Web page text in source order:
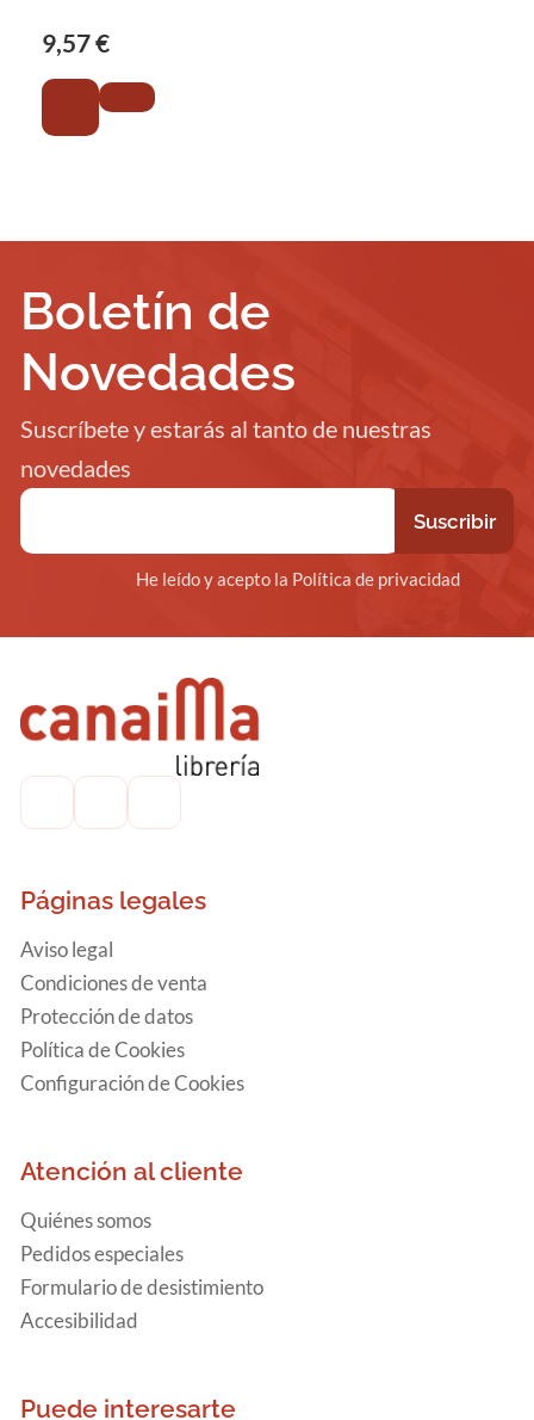
9,57 €
Boletín de
Novedades
Suscríbete y estarás al tanto de nuestras
novedades
He leído y acepto la Política de privacidad
Páginas legales
Aviso legal
Condiciones de venta
Protección de datos
Política de Cookies
Configuración de Cookies
Atención al cliente
Quiénes somos
Pedidos especiales
Formulario de desistimiento
Accesibilidad
Puede interesarte